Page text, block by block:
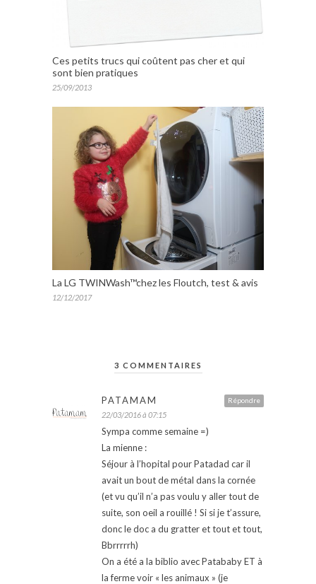
Ces petits trucs qui coûtent pas cher et qui
sont bien pratiques
25/09/2013
La LG TWINWash™chez les Floutch, test & avis
12/12/2017
3 COMMENTAIRES
Répondre
PATAMAM
22/03/2016 à 07:15
Sympa comme semaine =)
La mienne :
Séjour à l’hopital pour Patadad car il
avait un bout de métal dans la cornée
(et vu qu’il n’a pas voulu y aller tout de
suite, son oeil a rouillé ! Si si je t’assure,
donc le doc a du gratter et tout et tout,
Bbrrrrrh)
On a été a la biblio avec Patababy ET à
la ferme voir « les animaux » (je